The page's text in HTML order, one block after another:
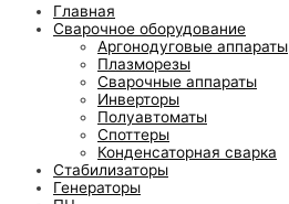
Главная
Сварочное оборудование
Аргонодуговые аппараты
Плазморезы
Сварочные аппараты
Инверторы
Полуавтоматы
Споттеры
Конденсаторная сварка
Стабилизаторы
Генераторы